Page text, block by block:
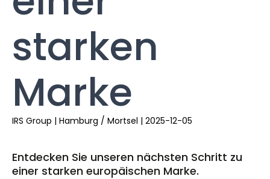
starken
Marke
IRS Group | Hamburg / Mortsel | 2025-12-05
Entdecken Sie unseren nächsten Schritt zu
einer starken europäischen Marke.